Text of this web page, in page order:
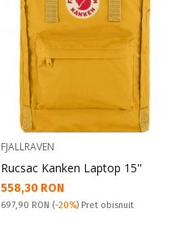
FJALLRAVEN
Rucsac Kanken Laptop 15''
Текуща цена:
558,30 RON
Pret obisnuit:
697,90 RON (-20%) Pret obisnuit